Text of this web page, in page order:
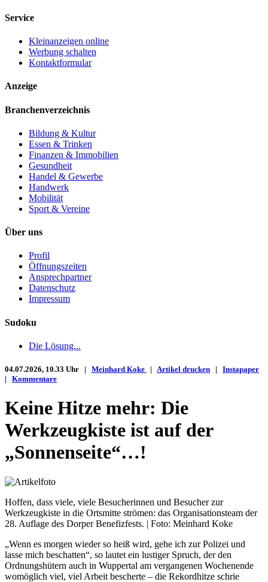
Service
Kleinanzeigen online
Werbung schalten
Kontaktformular
Anzeige
Branchenverzeichnis
Bildung & Kultur
Essen & Trinken
Finanzen & Immobilien
Gesundheit
Handel & Gewerbe
Handwerk
Mobilität
Sport & Vereine
Über uns
Profil
Öffnungszeiten
Ansprechpartner
Datenschutz
Impressum
Sudoku
Die Lösung...
04.07.2026, 10.33 Uhr | Meinhard Koke | Artikel drucken | Instapaper
| Kommentare
Keine Hitze mehr: Die
Werkzeugkiste ist auf der
„Sonnenseite“…!
Hoffen, dass viele, viele Besucherinnen und Besucher zur
Werkzeugkiste in die Ortsmitte strömen: das Organisationsteam der
28. Auflage des Dorper Benefizfests. | Foto: Meinhard Koke
„Wenn es morgen wieder so heiß wird, gehe ich zur Polizei und
lasse mich beschatten“, so lautet ein lustiger Spruch, der den
Ordnungshütern auch in Wuppertal am vergangenen Wochenende
womöglich viel, viel Arbeit bescherte – die Rekordhitze schrie